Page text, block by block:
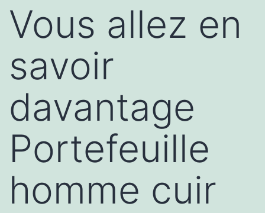
Vous allez en
savoir
davantage
Portefeuille
homme cuir